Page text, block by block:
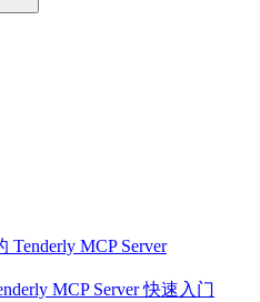
Tenderly MCP Server
MCP Server 快速入门